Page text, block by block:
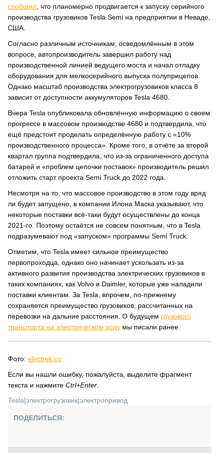
сообщил , что планомерно продвигается к запуску серийного
производства грузовиков Tesla Semi на предприятии в Неваде,
США.
Согласно различным источникам, осведомлённым в этом
вопросе, автопроизводитель завершил работу над
производственной линией ведущего моста и начал отладку
оборудования для мелкосерийного выпуска полуприцепов.
Однако масштаб производства электрогрузовиков класса 8
зависит от доступности аккумуляторов Tesla 4680.
Вчера Tesla опубликовала обновлённую информацию о своем
прогрессе в массовом производстве 4680 и подтвердила, что
ещё предстоит проделать определённую работу с «10%
производственного процесса». Кроме того, в отчёте за второй
квартал группа подтвердила, что из-за ограниченного доступа
батарей и «проблем цепочки поставок» производитель решил
отложить старт проекта Semi Truck до 2022 года.
Несмотря на то, что массовое производство в этом году вряд
ли будет запущено, в компании Илона Маска указывают, что
некоторые поставки всё-таки будут осуществлены до конца
2021-го. Поэтому остаётся не совсем понятным, что в Tesla
подразумевают под «запуском» программы Semi Truck.
Отметим, что Tesla имеет сильное преимущество
первопроходца, однако оно начинает ускользать из-за
активного развития производства электрических грузовиков в
таких компаниях, как Volvo и Daimler, которые уже наладили
поставки клиентам. За Tesla, впрочем, по-прежнему
сохраняется преимущество грузовиков, рассчитанных на
перевозки на дальние расстояния. О будущем грузового
транспорта на электрическом ходу мы писали ранее.
Фото: electrek.co
Если вы нашли ошибку, пожалуйста, выделите фрагмент
текста и нажмите Ctrl+Enter
Tesla|электрогрузовик|электропривод
ПОДЕЛИТЬСЯ: